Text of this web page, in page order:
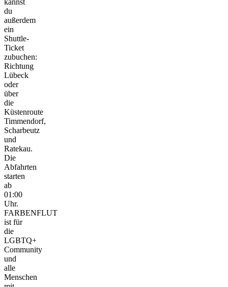
du
außerdem
ein
Shuttle-
Ticket
zubuchen:
Richtung
Lübeck
oder
über
die
Küstenroute
Timmendorf,
Scharbeutz
und
Ratekau.
Die
Abfahrten
starten
ab
01:00
Uhr.
FARBENFLUT
ist für
die
LGBTQ+
Community
und
alle
Menschen